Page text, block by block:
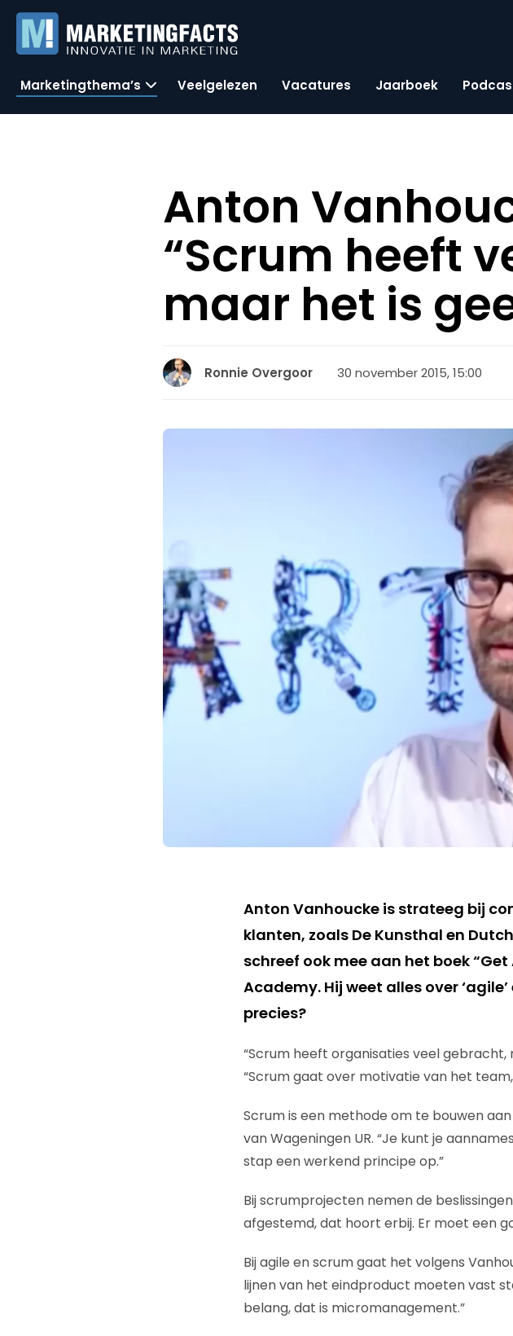
Marketingthema’s Veelgelezen Vacatures Jaarboek
Anton
“Scrum heeft
maar het is
Ronnie Overgoor 30 november 2015, 15:00
Anton Vanhoucke is strateeg bij
klanten, zoals De Kunsthal en
schreef ook mee aan het boek
Academy. Hij weet alles over
precies?
“Scrum heeft organisaties veel
“Scrum gaat over motivatie van het
Scrum is een methode om te bouwen
van Wageningen UR. “Je kunt je
stap een werkend principe op.”
Bij scrumprojecten nemen de
afgestemd, dat hoort erbij. Er moet een
Bij agile en scrum gaat het volgens
lijnen van het eindproduct moeten vast
belang, dat is micromanagement.”